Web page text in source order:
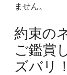
ません。
約束の
ご鑑賞
ズバリ！